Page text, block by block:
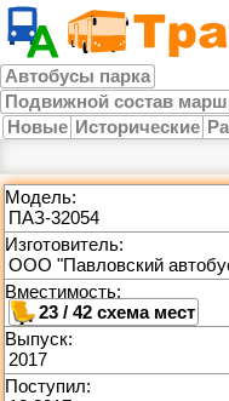
Автобусы парка
Подвижной состав
Новые Исторические
Модель:
ПАЗ-32054
Изготовитель:
ООО "Павловский
Вместимость:
23 / 42
Выпуск:
2017
Поступил: